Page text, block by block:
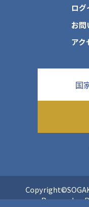
ログ
お問
アク
国
Reserved.